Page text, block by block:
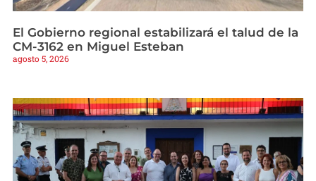
El Gobierno regional estabilizará el talud de la
CM-3162 en Miguel Esteban
agosto 5, 2026